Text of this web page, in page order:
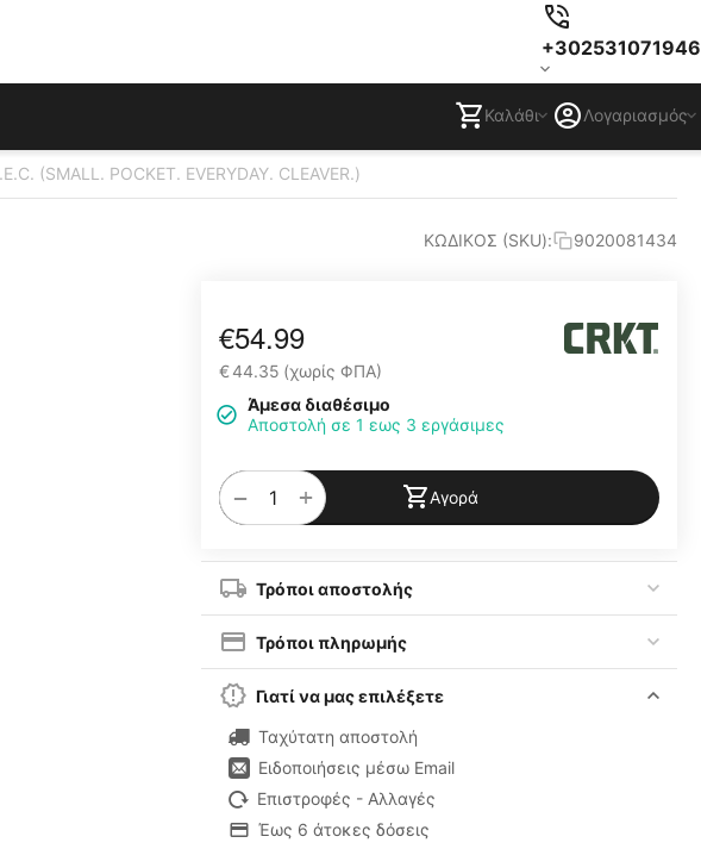
+302531071946
Καλάθι Λογαριασμός
(SMALL. POCKET. EVERYDAY. CLEAVER.)
ΚΩΔΙΚΟΣ (SKU): 9020081434
€54.99
€44.35 (χωρίς ΦΠΑ)
Άμεσα διαθέσιμο
Αποστολή σε 1 εως 3 εργάσιμες
+
− Αγορά
Τρόποι αποστολής
Τρόποι πληρωμής
Γιατί να μας επιλέξετε
Ταχύτατη αποστολή
Ειδοποιήσεις μέσω Email
Επιστροφές - Αλλαγές
Έως 6 άτοκες δόσεις